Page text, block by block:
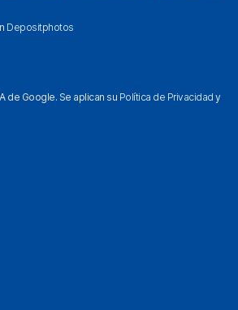
Depositphotos
de Google. Se aplican su Política de Privacidad y